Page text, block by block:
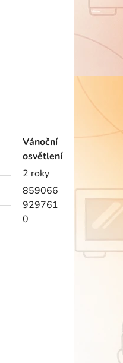
Vánoční
osvětlení
2 roky
859066
929761
0